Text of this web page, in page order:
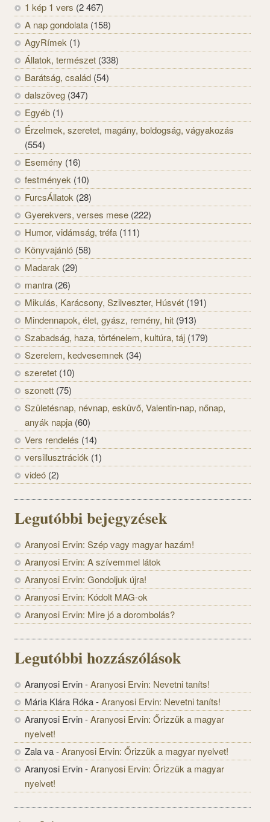
1 kép 1 vers (2 467)
A nap gondolata (158)
AgyRímek (1)
Állatok, természet (338)
Barátság, család (54)
dalszöveg (347)
Egyéb (1)
Érzelmek, szeretet, magány, boldogság, vágyakozás
(554)
Esemény (16)
festmények (10)
FurcsÁllatok (28)
Gyerekvers, verses mese (222)
Humor, vidámság, tréfa (111)
Könyvajánló (58)
Madarak (29)
mantra (26)
Mikulás, Karácsony, Szilveszter, Húsvét (191)
Mindennapok, élet, gyász, remény, hit (913)
Szabadság, haza, történelem, kultúra, táj (179)
Szerelem, kedvesemnek (34)
szeretet (10)
szonett (75)
Születésnap, névnap, esküvő, Valentin-nap, nőnap,
anyák napja (60)
Vers rendelés (14)
versillusztrációk (1)
videó (2)
Legutóbbi bejegyzések
Aranyosi Ervin: Szép vagy magyar hazám!
Aranyosi Ervin: A szívemmel látok
Aranyosi Ervin: Gondoljuk újra!
Aranyosi Ervin: Kódolt MAG-ok
Aranyosi Ervin: Mire jó a dorombolás?
Legutóbbi hozzászólások
Aranyosi Ervin-Aranyosi Ervin: Nevetni taníts!
Mária Klára Róka-Aranyosi Ervin: Nevetni taníts!
Aranyosi Ervin-Aranyosi Ervin: Őrizzük a magyar
nyelvet!
Zala va-Aranyosi Ervin: Őrizzük a magyar nyelvet!
Aranyosi Ervin-Aranyosi Ervin: Őrizzük a magyar
nyelvet!